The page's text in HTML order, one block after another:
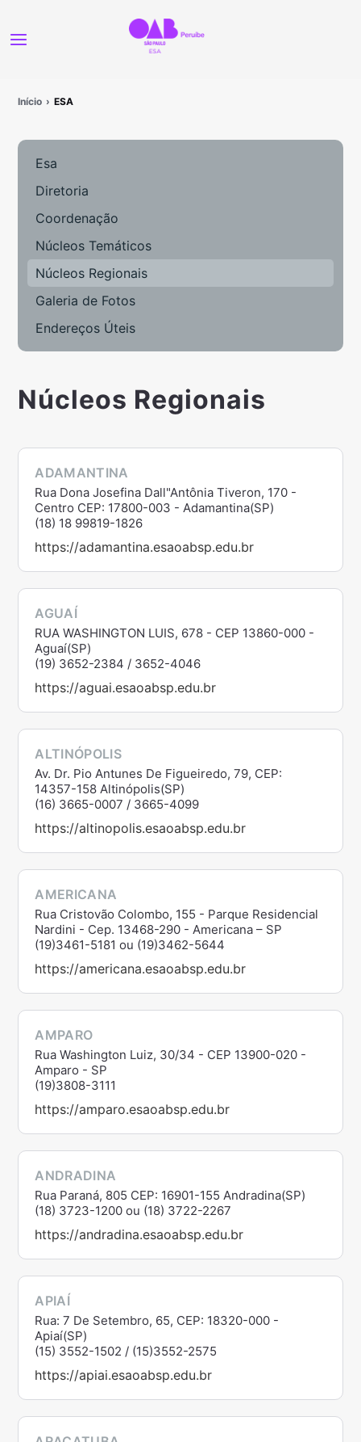
Início ESA
Esa
Diretoria
Coordenação
Núcleos Temáticos
Núcleos Regionais
Galeria de Fotos
Endereços Úteis
Núcleos Regionais
ADAMANTINA
Rua Dona Josefina Dall"Antônia Tiveron, 170 -
Centro CEP: 17800-003 - Adamantina(SP)
(18) 18 99819-1826
https://adamantina.esaoabsp.edu.br
AGUAÍ
RUA WASHINGTON LUIS, 678 - CEP 13860-000 -
Aguaí(SP)
(19) 3652-2384 / 3652-4046
https://aguai.esaoabsp.edu.br
ALTINÓPOLIS
Av. Dr. Pio Antunes De Figueiredo, 79, CEP:
14357-158 Altinópolis(SP)
(16) 3665-0007 / 3665-4099
https://altinopolis.esaoabsp.edu.br
AMERICANA
Rua Cristovão Colombo, 155 - Parque Residencial
Nardini - Cep. 13468-290 - Americana – SP
(19)3461-5181 ou (19)3462-5644
https://americana.esaoabsp.edu.br
AMPARO
Rua Washington Luiz, 30/34 - CEP 13900-020 -
Amparo - SP
(19)3808-3111
https://amparo.esaoabsp.edu.br
ANDRADINA
Rua Paraná, 805 CEP: 16901-155 Andradina(SP)
(18) 3723-1200 ou (18) 3722-2267
https://andradina.esaoabsp.edu.br
APIAÍ
Rua: 7 De Setembro, 65, CEP: 18320-000 -
Apiaí(SP)
(15) 3552-1502 / (15)3552-2575
https://apiai.esaoabsp.edu.br